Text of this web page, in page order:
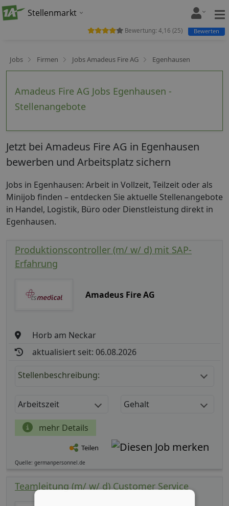
Stellenmarkt
Jobs Firmen Jobs Amadeus Fire AG Egenhausen
Amadeus Fire AG Jobs Egenhausen -
Stellenangebote
Bewertung: 4,16 (25) Bewerten
Jetzt bei Amadeus Fire AG in Egenhausen
bewerben und Arbeitsplatz sichern
Jobs in Egenhausen: Arbeit in Vollzeit, Teilzeit oder als
Minijob finden – entdecken Sie aktuelle Stellenangebote
in Handel, Logistik, Büro oder Dienstleistung direkt in
Egenhausen.
Produktionscontroller (m/ w/ d) mit SAP-
Erfahrung
Amadeus Fire AG
Horb am Neckar
aktualisiert seit: 06.08.2026
Stellenbeschreibung:
Arbeitszeit Gehalt
mehr Details
Teilen
Quelle: germanpersonnel.de
Teamleitung (m/ w/ d) Customer Service